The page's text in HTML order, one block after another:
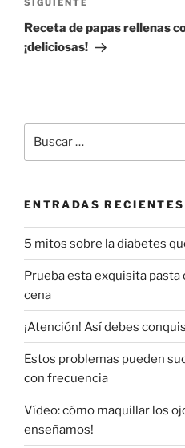
Siguiente
entrada
SIGUIENTE
Receta de papas rellenas
¡deliciosas!
por:
ENTRADAS RECIENTES
5 mitos sobre la diabetes
Prueba esta exquisita pasta
cena
¡Atención! Así debes
Estos problemas pueden
con frecuencia
Vídeo: cómo maquillar los
enseñamos!